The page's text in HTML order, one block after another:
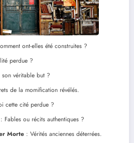
ont-elles été construites ?
perdue ?
véritable but ?
de la momification révélés.
cette cité perdue ?
: Fables ou récits authentiques ?
Morte : Vérités anciennes déterrées.